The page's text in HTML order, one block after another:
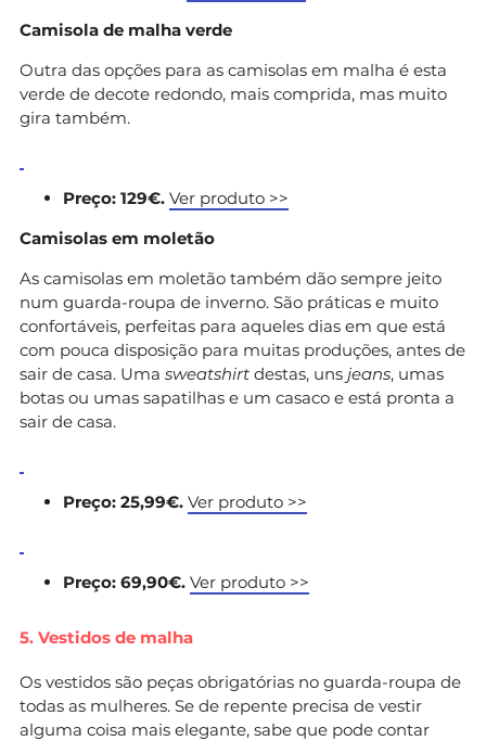
Camisola de malha verde
Outra das opções para as camisolas em malha é esta
verde de decote redondo, mais comprida, mas muito
gira também.
Preço: 129€. Ver produto >>
Camisolas em moletão
As camisolas em moletão também dão sempre jeito
num guarda-roupa de inverno. São práticas e muito
confortáveis, perfeitas para aqueles dias em que está
com pouca disposição para muitas produções, antes de
sair de casa. Uma sweatshirt destas, uns jeans, umas
botas ou umas sapatilhas e um casaco e está pronta a
sair de casa.
Preço: 25,99€. Ver produto >>
Preço: 69,90€. Ver produto >>
5. Vestidos de malha
Os vestidos são peças obrigatórias no guarda-roupa de
todas as mulheres. Se de repente precisa de vestir
alguma coisa mais elegante, sabe que pode contar